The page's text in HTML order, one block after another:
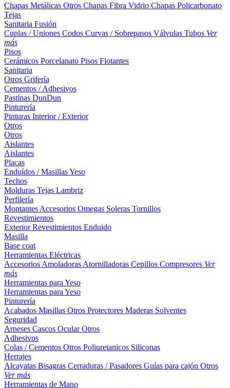
Chapas Metálicas Otros Chapas Fibra Vidrio Chapas Policarbonato
Tejas
Sanitaria Fusión
Cuplas / Uniones Codos Curvas / Sobrepasos Válvulas Tubos Ver
más
Pisos
Cerámicos Porcelanato Pisos Flotantes
Sanitaria
Otros Grifería
Cementos / Adhesivos
Pastinas DunDun
Pinturería
Pinturas Interior / Exterior
Otros
Otros
Aislantes
Aislantes
Placas
Enduídos / MasillasYeso
Techos
Molduras Tejas Lambriz
Perfilería
Montantes Accesorios Omegas Soleras Tornillos
Revestimientos
ExteriorRevestimientos Enduido
Masilla
Base coat
Herramientas Eléctricas
Accesorios Amoladoras Atornilladoras Cepillos Compresores Ver
más
Herramientas para Yeso
Herramientas para Yeso
Pinturería
Acabados Masillas Otros Protectores Maderas Solventes
Seguridad
Arneses Cascos OcularOtros
Adhesivos
Colas / Cementos Otros Poliuretanicos Siliconas
Herrajes
Alcayatas Bisagras Cerraduras / Pasadores Guías para cajón Otros
Ver más
Herramientas de Mano